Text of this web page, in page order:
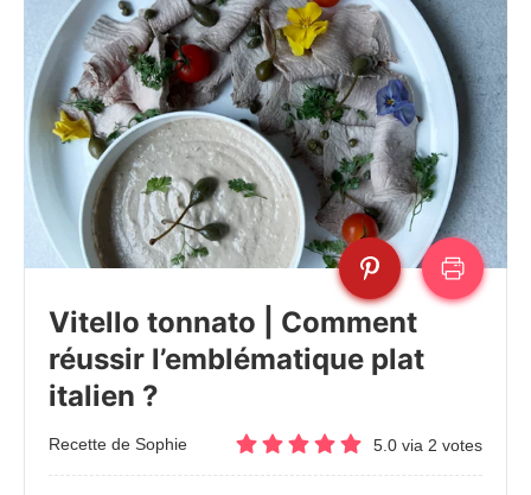
Vitello tonnato | Comment
réussir l’emblématique plat
italien ?
Recette de Sophie 5.0 via 2 votes